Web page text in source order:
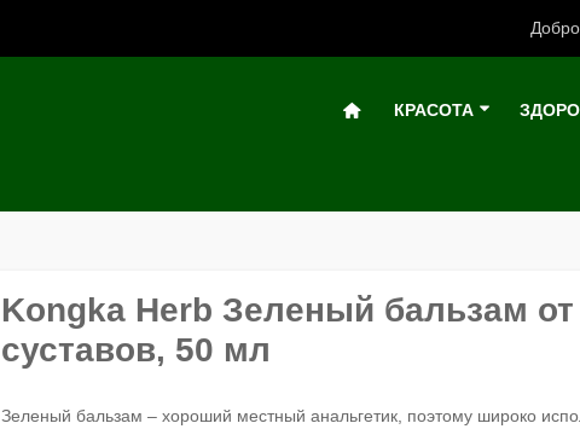
КРАСОТА
Kongka Herb Зеленый бальзам
суставов, 50 мл
Зеленый бальзам – хороший местный анальгетик, поэтому широко